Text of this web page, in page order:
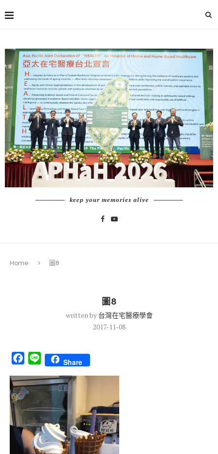
keep your memories alive
Home 圖8
圖8
written by 台灣在宅醫療學會
2017-11-08
Facebook
Line Share